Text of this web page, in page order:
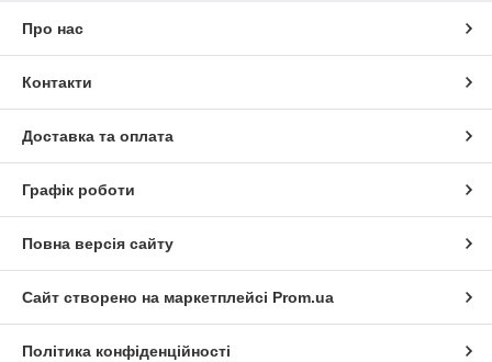
Про нас
Контакти
Доставка та оплата
Графік роботи
Повна версія сайту
Сайт створено на маркетплейсі Prom.ua
Політика конфіденційності